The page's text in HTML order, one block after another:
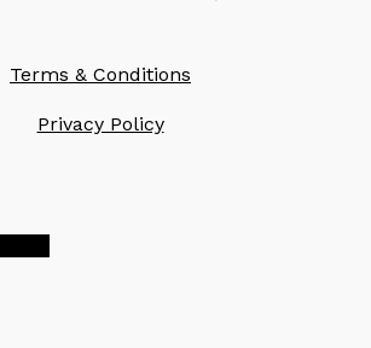
Terms & Conditions
Privacy Policy